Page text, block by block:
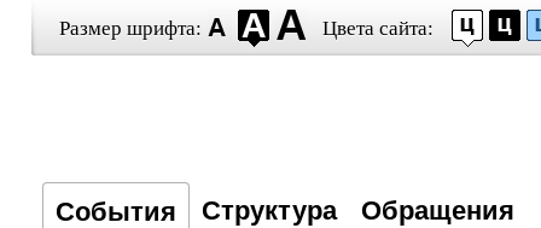
Размер шрифта: Цвета сайта:
События Структура Обращения